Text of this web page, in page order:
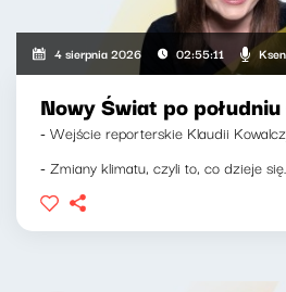
4 sierpnia 2026 02:55:11
Nowy Świat po
- Wejście reporterskie Klaudii
- Zmiany klimatu, czyli to, co dzieje